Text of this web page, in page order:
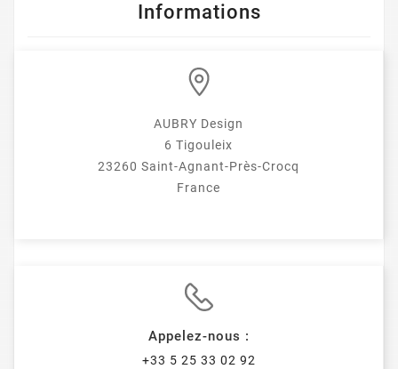
Informations
AUBRY Design
6 Tigouleix
23260 Saint-Agnant-Près-Crocq
France
Appelez-nous :
+33 5 25 33 02 92